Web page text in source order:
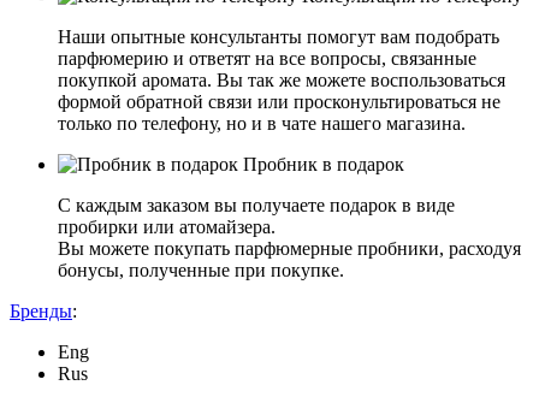
Наши опытные консультанты помогут вам подобрать
парфюмерию и ответят на все вопросы, связанные
покупкой аромата. Вы так же можете воспользоваться
формой обратной связи или просконультироваться не
только по телефону, но и в чате нашего магазина.
Пробник в подарок
С каждым заказом вы получаете подарок в виде
пробирки или атомайзера.
Вы можете покупать парфюмерные пробники, расходуя
бонусы, полученные при покупке.
Бренды:
Eng
Rus